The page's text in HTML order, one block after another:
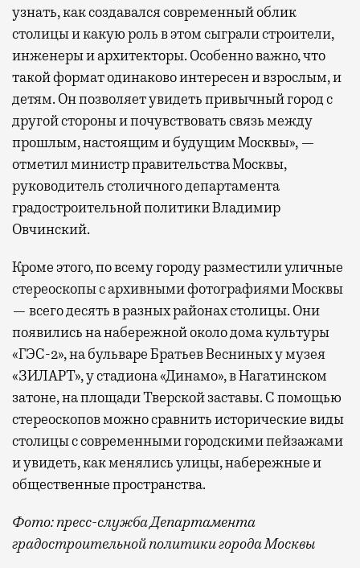
узнать, как создавался современный облик
столицы и какую роль в этом сыграли строители,
инженеры и архитекторы. Особенно важно, что
такой формат одинаково интересен и взрослым, и
детям. Он позволяет увидеть привычный город с
другой стороны и почувствовать связь между
прошлым, настоящим и будущим Москвы», —
отметил министр правительства Москвы,
руководитель столичного департамента
градостроительной политики Владимир
Овчинский.
Кроме этого, по всему городу разместили уличные
стереоскопы с архивными фотографиями Москвы
— всего десять в разных районах столицы. Они
появились на набережной около дома культуры
«ГЭС-2», на бульваре Братьев Весниных у музея
«ЗИЛАРТ», у стадиона «Динамо», в Нагатинском
затоне, на площади Тверской заставы. С помощью
стереоскопов можно сравнить исторические виды
столицы с современными городскими пейзажами
и увидеть, как менялись улицы, набережные и
общественные пространства.
Фото: пресс-служба Департамента
градостроительной политики города Москвы